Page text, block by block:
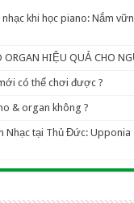
khi học piano: Nắm
ORGAN HIỆU QUẢ CHO
có thể chơi được ?
& organ không ?
Nhạc tại Thủ Đức: